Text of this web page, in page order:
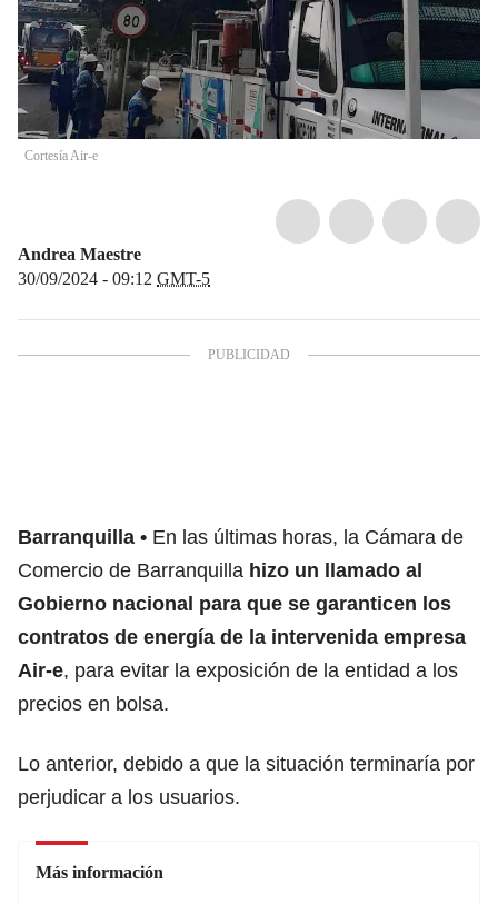
Cortesía Air-e
Andrea Maestre
30/09/2024 - 09:12 GMT-5
Barranquilla
En las últimas horas, la Cámara de
Comercio de Barranquilla hizo un llamado al
Gobierno nacional para que se garanticen los
contratos de energía de la intervenida empresa
Air-e, para evitar la exposición de la entidad a los
precios en bolsa.
Lo anterior, debido a que la situación terminaría por
perjudicar a los usuarios.
Más información